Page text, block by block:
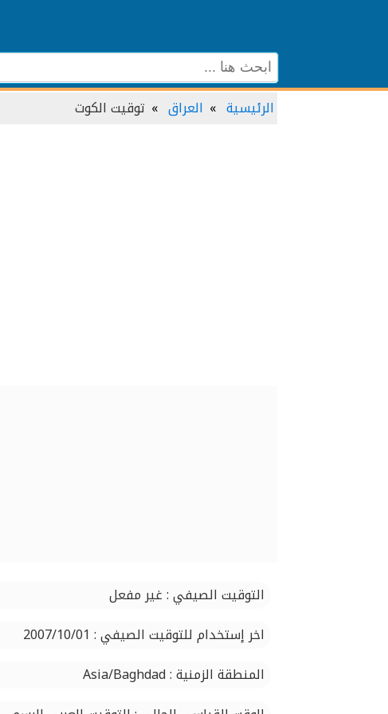
الرئيسية العراق توقيت الكوت
التوقيت الصيفي : غير مفعل
اخر إستخدام للتوقيت الصيفي : 2007/10/01
المنطقة الزمنية : Asia/Baghdad